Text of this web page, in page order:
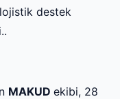
destek
MAKUD ekibi, 28